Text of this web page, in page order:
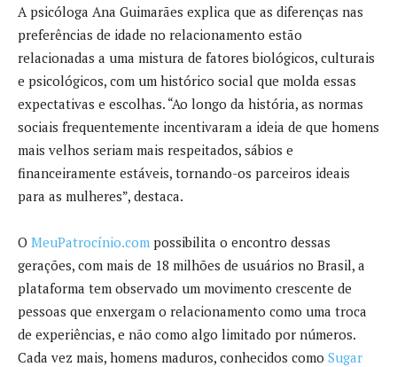
A psicóloga Ana Guimarães explica que as diferenças nas
preferências de idade no relacionamento estão
relacionadas a uma mistura de fatores biológicos, culturais
e psicológicos, com um histórico social que molda essas
expectativas e escolhas. “Ao longo da história, as normas
sociais frequentemente incentivaram a ideia de que homens
mais velhos seriam mais respeitados, sábios e
financeiramente estáveis, tornando-os parceiros ideais
para as mulheres”, destaca.
O MeuPatrocínio.com possibilita o encontro dessas
gerações, com mais de 18 milhões de usuários no Brasil, a
plataforma tem observado um movimento crescente de
pessoas que enxergam o relacionamento como uma troca
de experiências, e não como algo limitado por números.
Cada vez mais, homens maduros, conhecidos como Sugar